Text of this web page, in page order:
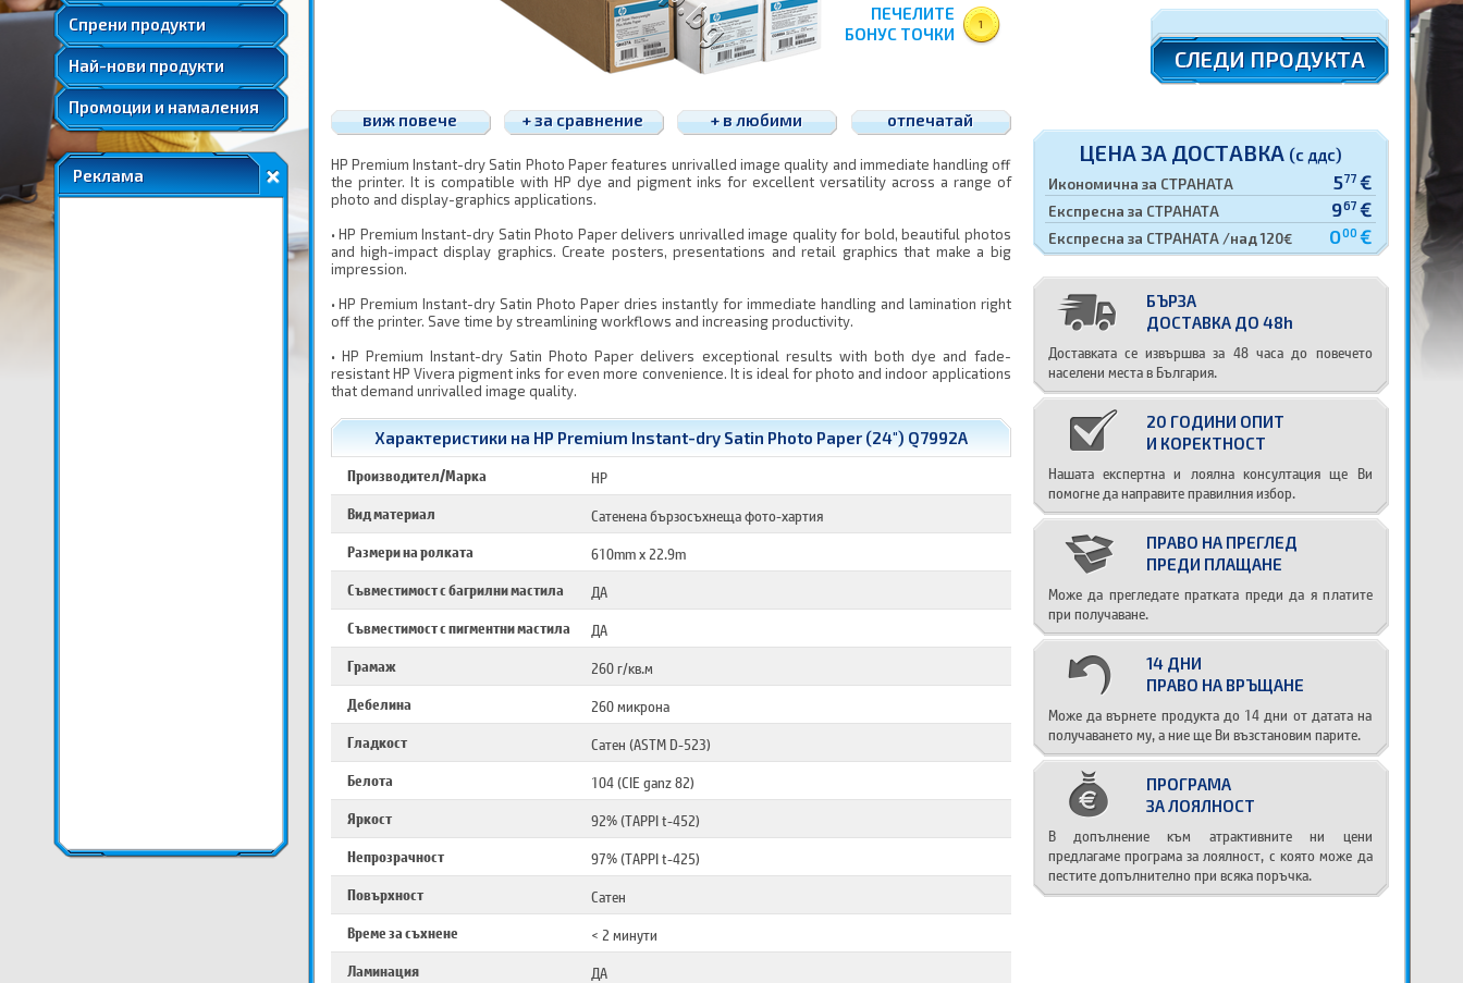
Спрени продукти
Удължени и допълнителни гаранции
Най-нови продукти
Промоции и намаления
Реклама
ПЕЧЕЛИТЕ
БОНУС ТОЧКИ
1
СЛЕДИ ПРОДУКТА
ЦЕНА ЗА ДОСТАВКА (с ддс)
Икономична за СТРАНАТА 577 €
Експресна за СТРАНАТА 967 €
Експресна за СТРАНАТА /над 120€ 000 €
БЪРЗА
ДОСТАВКА ДО 48h
Доставката се извършва за 48 часа до повечето
населени места в България.
20 ГОДИНИ ОПИТ
И КОРЕКТНОСТ
Нашата експертна и лоялна консултация ще Ви
помогне да направите правилния избор.
ПРАВО НА ПРЕГЛЕД
ПРЕДИ ПЛАЩАНЕ
Може да прегледате пратката преди да я платите
при получаване.
14 ДНИ
ПРАВО НА ВРЪЩАНЕ
Може да върнете продукта до 14 дни от датата на
получаването му, а ние ще Ви възстановим парите.
ПРОГРАМА
ЗА ЛОЯЛНОСТ
В допълнение към атрактивните ни цени
предлагаме програма за лоялност, с която може да
пестите допълнително при всяка поръчка.
виж повече + за сравнение + в любими отпечатай
HP Premium Instant-dry Satin Photo Paper features unrivalled image quality and immediate handling off
the printer. It is compatible with HP dye and pigment inks for excellent versatility across a range of
photo and display-graphics applications.
• HP Premium Instant-dry Satin Photo Paper delivers unrivalled image quality for bold, beautiful photos
and high-impact display graphics. Create posters, presentations and retail graphics that make a big
impression.
• HP Premium Instant-dry Satin Photo Paper dries instantly for immediate handling and lamination right
off the printer. Save time by streamlining workflows and increasing productivity.
• HP Premium Instant-dry Satin Photo Paper delivers exceptional results with both dye and fade-
resistant HP Vivera pigment inks for even more convenience. It is ideal for photo and indoor applications
that demand unrivalled image quality.
Характеристики на HP Premium Instant-dry Satin Photo Paper (24") Q7992A
Производител/Марка
HP
Вид материал
Сатенена бързосъхнеща фото-хартия
Размери на ролката
610mm x 22.9m
Съвместимост с багрилни мастила
ДА
Съвместимост с пигментни мастила
ДА
Грамаж
260 г/кв.м
Дебелина
260 микрона
Гладкост
Сатен (ASTM D-523)
Белота
104 (CIE ganz 82)
Яркост
92% (TAPPI t-452)
Непрозрачност
97% (TAPPI t-425)
Повърхност
Сатен
Време за съхнене
< 2 минути
Ламинация
ДА